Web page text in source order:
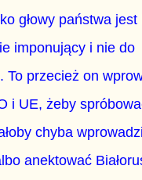
głowy państwa
imponujący i nie do
To przecież on
i UE, żeby
chyba
anektować